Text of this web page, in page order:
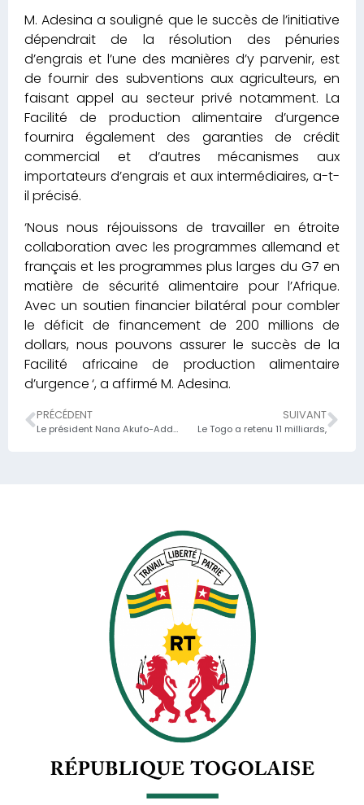
M. Adesina a souligné que le succès de l’initiative
dépendrait de la résolution des pénuries
d’engrais et l’une des manières d’y parvenir, est
de fournir des subventions aux agriculteurs, en
faisant appel au secteur privé notamment. La
Facilité de production alimentaire d’urgence
fournira également des garanties de crédit
commercial et d’autres mécanismes aux
importateurs d’engrais et aux intermédiaires, a-t-
il précisé.
‘Nous nous réjouissons de travailler en étroite
collaboration avec les programmes allemand et
français et les programmes plus larges du G7 en
matière de sécurité alimentaire pour l’Afrique.
Avec un soutien financier bilatéral pour combler
le déficit de financement de 200 millions de
dollars, nous pouvons assurer le succès de la
Facilité africaine de production alimentaire
d’urgence ‘, a affirmé M. Adesina.
PRÉCÉDENT
Le président Nana Akufo-Addo ouvre les travaux des Assemblées Annuelles de la BAD,
SUIVANT
Le Togo a retenu 11 milliards,